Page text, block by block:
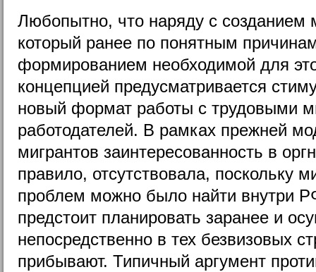
Любопытно, что наряду с созданием
который ранее по понятным
формированием необходимой для
концепцией предусматривается
новый формат работы с трудовыми
работодателей. В рамках прежней
мигрантов заинтересованность в
правило, отсутствовала, поскольку
проблем можно было найти внутри
предстоит планировать заранее и
непосредственно в тех безвизовых
прибывают. Типичный аргумент